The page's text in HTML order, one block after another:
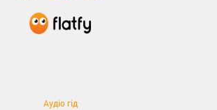
Аудіо гід